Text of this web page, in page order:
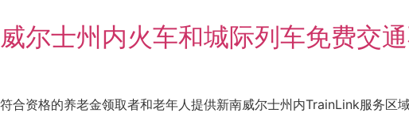
尔士州内火车和城际列车免费交
合资格的养老金领取者和老年人提供新南威尔士州内TrainLink服务区